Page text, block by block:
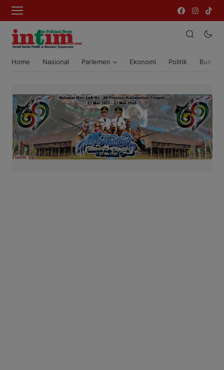
Home Nasional Parlemen Ekonomi Politik Bumi